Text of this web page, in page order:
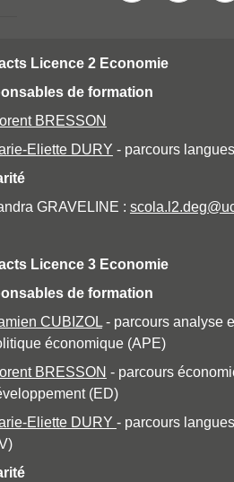
Licence 2 Economie
de formation
BRESSON
Eliette DURY - parcours
GRAVELINE :
Licence 3 Economie
de formation
CUBIZOL- parcours analyse
économique (APE)
BRESSON - parcours
(ED)
Eliette DURY - parcours